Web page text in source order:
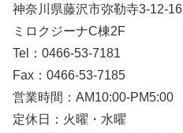
神奈川県藤沢市弥勒寺3-12-16
ミロクジーナC棟2F
Tel：0466-53-7181
Fax：0466-53-7185
営業時間：AM10:00-PM5:00
定休日：火曜・水曜